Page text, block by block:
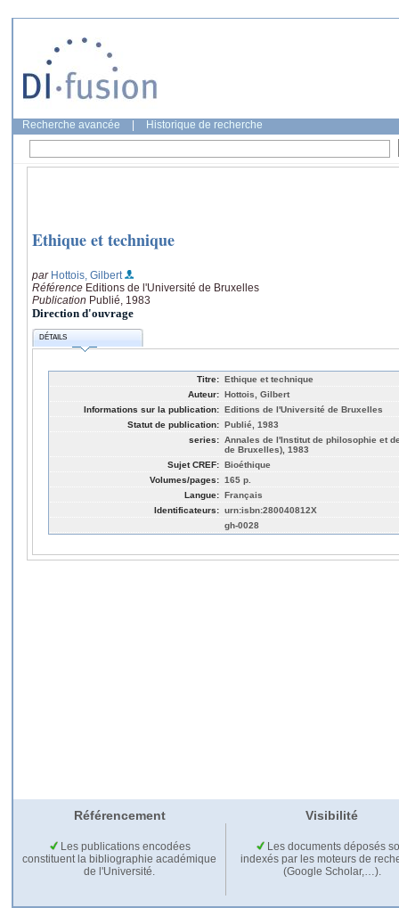
Recherche avancée Historique de recherche
Ethique et technique
par Hottois, Gilbert
Référence Editions de l'Université de Bruxelles
Publication Publié, 1983
Direction d'ouvrage
DÉTAILS
Titre: Ethique et technique
Auteur: Hottois, Gilbert
Informations sur la publication: Editions de l'Université de Bruxelles
Statut de publication: Publié, 1983
series: Annales de l'Institut de philosophie et
de Bruxelles), 1983
Sujet CREF: Bioéthique
Volumes/pages: 165 p.
Langue: Français
Identificateurs: urn:isbn:280040812X
gh-0028
Référencement Visibilité
Les publications encodées
constituent la bibliographie académique
de l'Université.
Les documents déposés
indexés par les moteurs de
(Google Scholar,…).